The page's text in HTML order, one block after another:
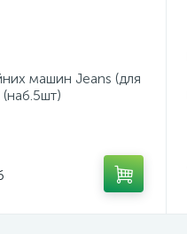
машин Jeans (для